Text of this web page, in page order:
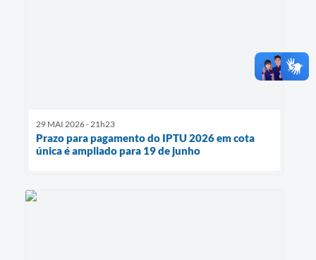
29 MAI 2026 - 21h23
Prazo para pagamento do IPTU 2026 em cota
única é ampliado para 19 de junho